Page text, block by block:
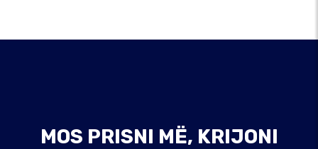
MOS PRISNI MË, KRIJONI